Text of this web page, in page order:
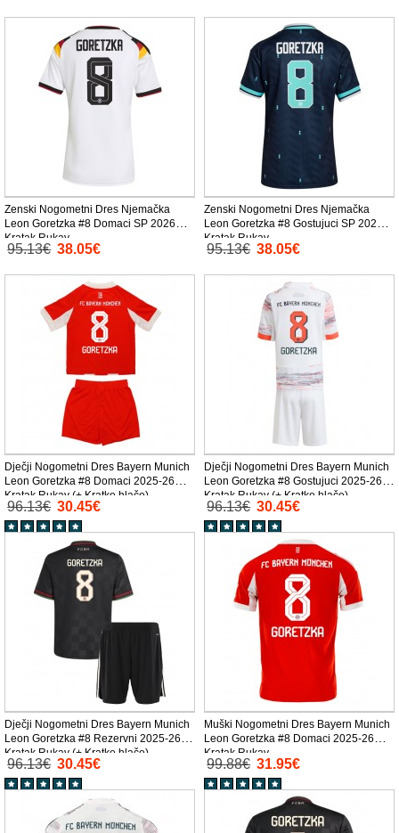
Zenski Nogometni Dres Njemačka
Leon Goretzka #8 Domaci SP 2026
Kratak Rukav
95.13€ 38.05€
Zenski Nogometni Dres Njemačka
Leon Goretzka #8 Gostujuci SP 2026
Kratak Rukav
95.13€ 38.05€
Dječji Nogometni Dres Bayern Munich
Leon Goretzka #8 Domaci 2025-26
Kratak Rukav (+ Kratke hlače)
96.13€ 30.45€
Dječji Nogometni Dres Bayern Munich
Leon Goretzka #8 Gostujuci 2025-26
Kratak Rukav (+ Kratke hlače)
96.13€ 30.45€
Dječji Nogometni Dres Bayern Munich
Leon Goretzka #8 Rezervni 2025-26
Kratak Rukav (+ Kratke hlače)
96.13€ 30.45€
Muški Nogometni Dres Bayern Munich
Leon Goretzka #8 Domaci 2025-26
Kratak Rukav
99.88€ 31.95€